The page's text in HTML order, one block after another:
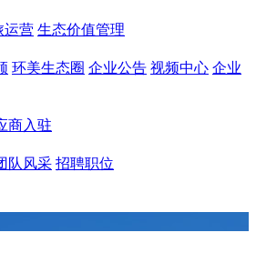
运营 生态价值管理
环美生态圈 企业公告 视频中心 企业
商入驻
队风采 招聘职位